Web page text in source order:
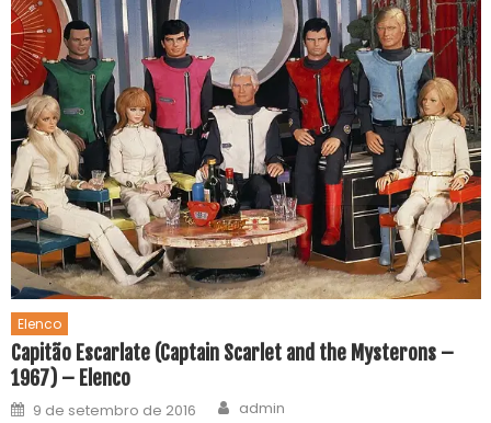
Elenco
Capitão Escarlate (Captain Scarlet and the Mysterons –
1967) – Elenco
9 de setembro de 2016 admin